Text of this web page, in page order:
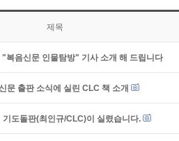
제목
"복음신문 인물탐방" 기사 소개 해 드립니다
문 출판 소식에 실린 CLC 책 소개
기도돌판(최인규/CLC)이 실렸습니다.